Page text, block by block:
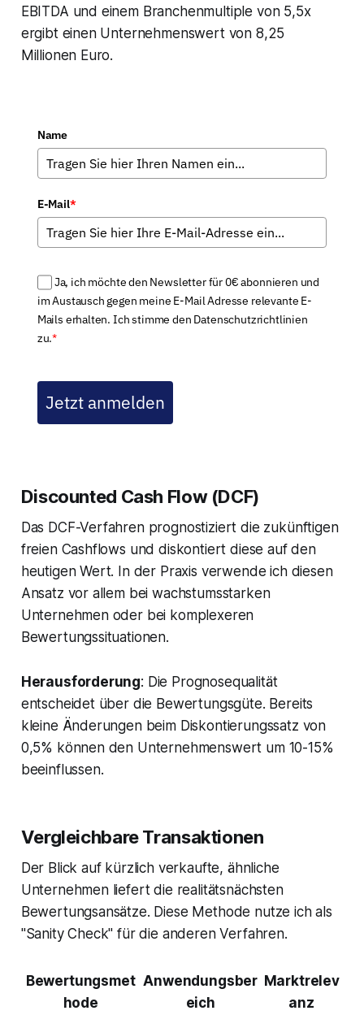
EBITDA und einem Branchenmultiple von 5,5x
ergibt einen Unternehmenswert von 8,25
Millionen Euro.
Name
E-Mail*
Ja, ich möchte den Newsletter für 0€ abonnieren und
im Austausch gegen meine E-Mail Adresse relevante E-
Mails erhalten. Ich stimme den Datenschutzrichtlinien
zu.*
Jetzt anmelden
Discounted Cash Flow (DCF)
Das DCF-Verfahren prognostiziert die zukünftigen
freien Cashflows und diskontiert diese auf den
heutigen Wert. In der Praxis verwende ich diesen
Ansatz vor allem bei wachstumsstarken
Unternehmen oder bei komplexeren
Bewertungssituationen.
Herausforderung: Die Prognosequalität
entscheidet über die Bewertungsgüte. Bereits
kleine Änderungen beim Diskontierungssatz von
0,5% können den Unternehmenswert um 10-15%
beeinflussen.
Vergleichbare Transaktionen
Der Blick auf kürzlich verkaufte, ähnliche
Unternehmen liefert die realitätsnächsten
Bewertungsansätze. Diese Methode nutze ich als
"Sanity Check" für die anderen Verfahren.
Bewertungsmet
hode
Anwendungsber
eich
Marktrelev
anz